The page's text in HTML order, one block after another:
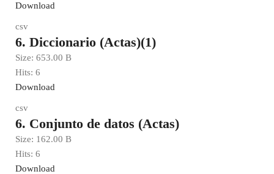
Download
csv
6. Diccionario (Actas)(1)
Size: 653.00 B
Hits: 6
Download
csv
6. Conjunto de datos (Actas)
Size: 162.00 B
Hits: 6
Download